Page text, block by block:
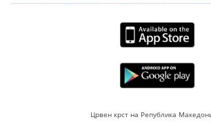
DORACAKË
STRATEGJI
MATERIAL EDUKATIVO
Црвен крст на Република